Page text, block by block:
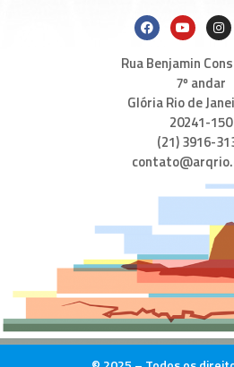
Rua Benjamin
7º andar
Glória Rio de
20241-150
(21) 3916-